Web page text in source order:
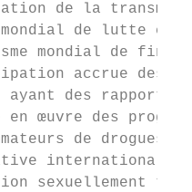
de la
mondial de lutte
mondial de
accrue des
des rapports
œuvre des
de drogues
internationale